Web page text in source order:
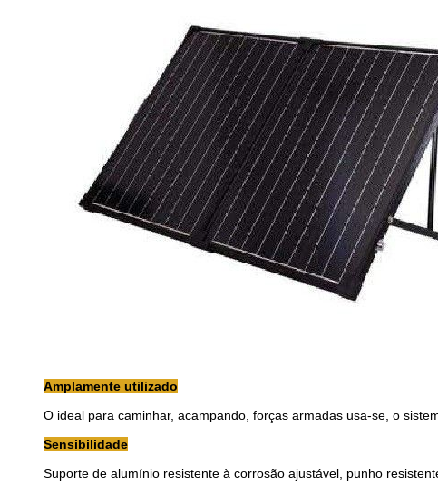
Amplamente utilizado
O ideal para caminhar, acampando, forças armadas usa-se, o
Sensibilidade
Suporte de alumínio resistente à corrosão ajustável, punho